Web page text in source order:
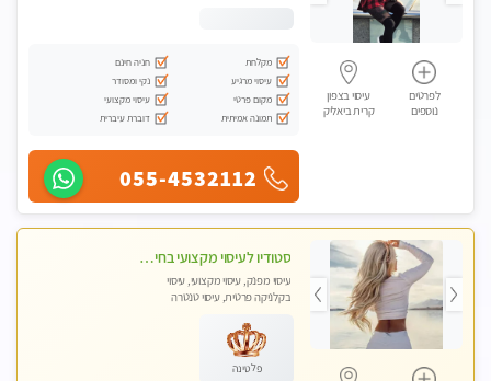
לפרטים
נוספים
עיסוי בצפון
קרית ביאליק
מקלחת
חניה חינם
עיסוי מרגיע
נקי ומסודר
מקום פרטי
עיסוי מקצועי
תמונה אמיתית
דוברת עיברית
055-4532112
סטודיו לעיסוי מקצועי בחיפה, מפואר, נקי ויוקרתי. במקום מבחר מעסות מנוסות לכל סוגי העיסויים.
עיסוי מפנק, עיסוי מקצועי, עיסוי
בקלניקה פרטית, עיסוי טנטרה
פלטינה